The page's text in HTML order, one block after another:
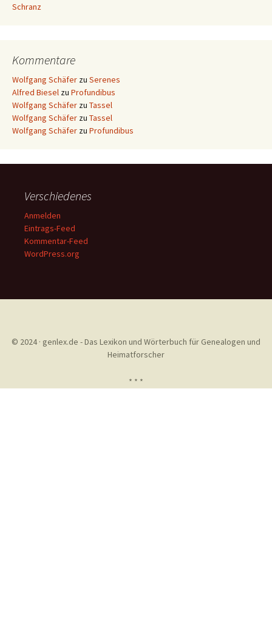
Schranz
Kommentare
Wolfgang Schäfer zu Serenes
Alfred Biesel zu Profundibus
Wolfgang Schäfer zu Tassel
Wolfgang Schäfer zu Tassel
Wolfgang Schäfer zu Profundibus
Verschiedenes
Anmelden
Eintrags-Feed
Kommentar-Feed
WordPress.org
© 2024 · genlex.de - Das Lexikon und Wörterbuch für Genealogen und
Heimatforscher
* * *